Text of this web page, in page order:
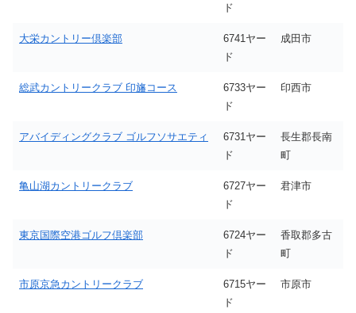
ド
大栄カントリー倶楽部
6741ヤー
ド
成田市
総武カントリークラブ 印旛コース
6733ヤー
ド
印西市
アバイディングクラブ ゴルフソサエティ
6731ヤー
ド
長生郡長南
町
亀山湖カントリークラブ
6727ヤー
ド
君津市
東京国際空港ゴルフ倶楽部
6724ヤー
ド
香取郡多古
町
市原京急カントリークラブ
6715ヤー
ド
市原市